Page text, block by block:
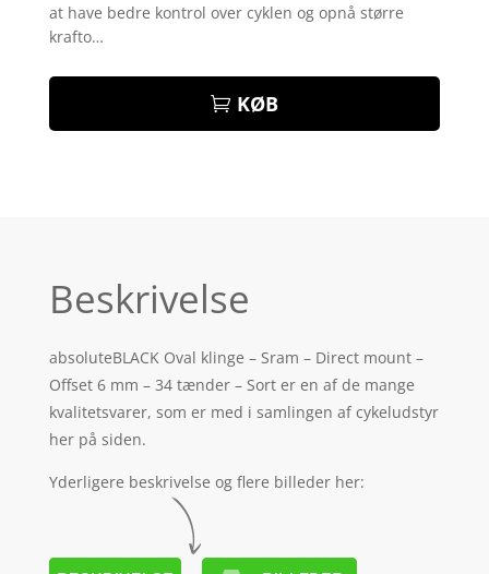
at have bedre kontrol over cyklen og opnå større
krafto…
KØB
Beskrivelse
absoluteBLACK Oval klinge – Sram – Direct mount –
Offset 6 mm – 34 tænder – Sort er en af de mange
kvalitetsvarer, som er med i samlingen af cykeludstyr
her på siden.
Yderligere beskrivelse og flere billeder her: